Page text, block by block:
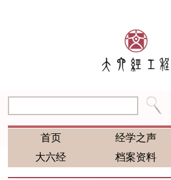
首页 经学之声
大六经
档案资料